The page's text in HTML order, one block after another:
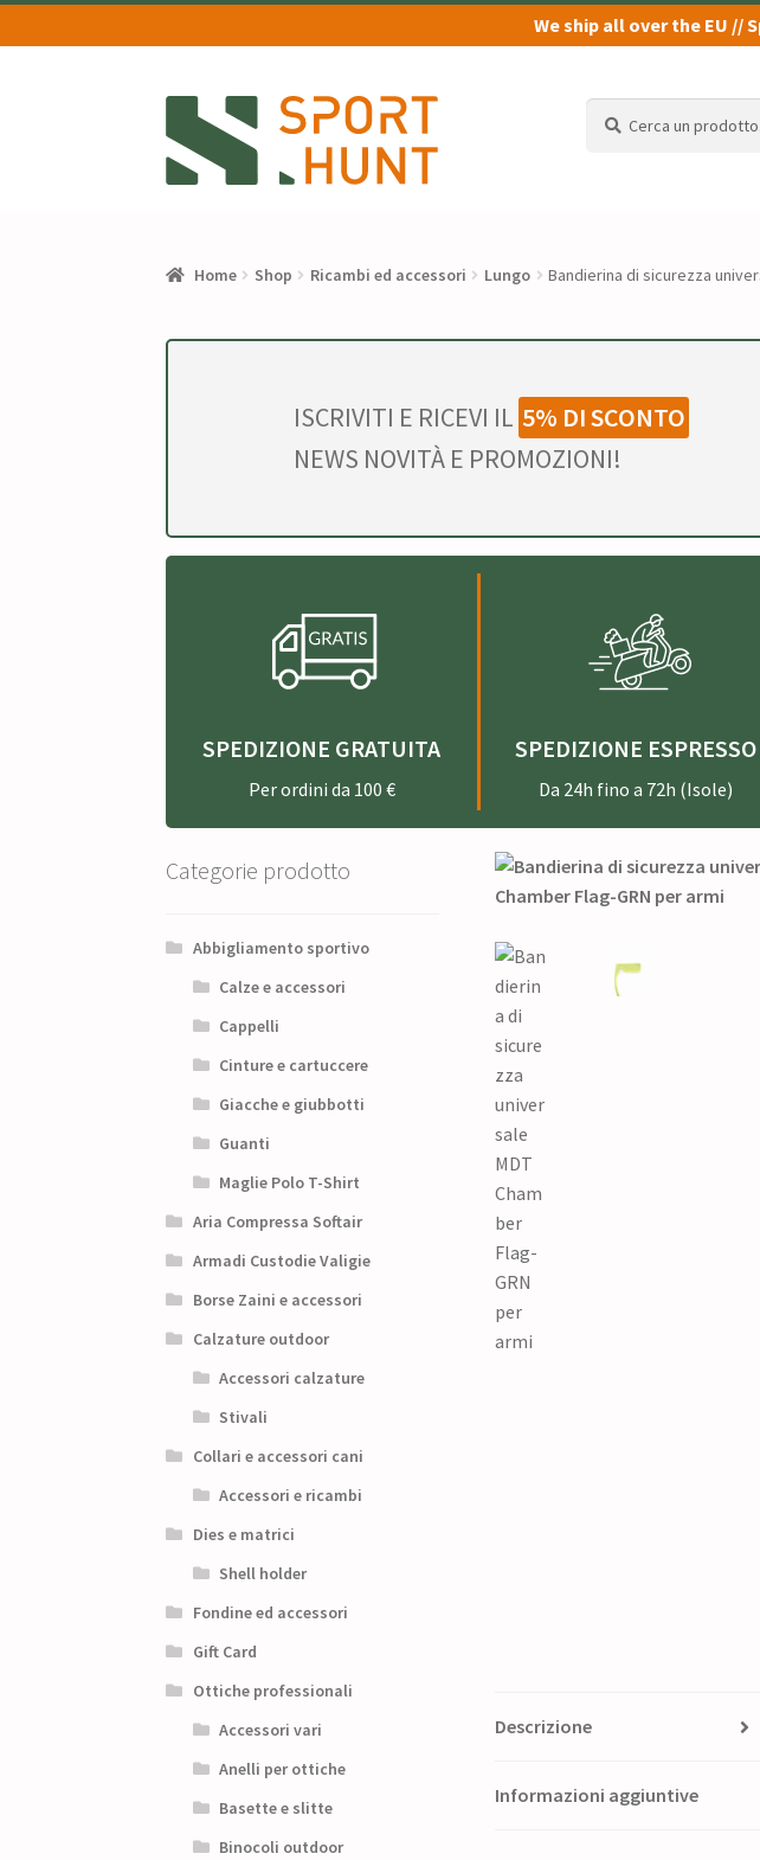
We ship all over the EU //
alla
navigazione
al
contenuto
Home Shop Ricambi ed accessori Lungo Bandierina di sicurezza
ISCRIVITI E RICEVI IL 5% DI SCONTO
NEWS NOVITÀ E PROMOZIONI!
SPEDIZIONE GRATUITA
Per ordini da 100 €
SPEDIZIONE ESPRESSO
Da 24h fino a 72h (Isole)
Descrizione
Informazioni aggiuntive
Categorie prodotto
Abbigliamento sportivo
Calze e accessori
Cappelli
Cinture e cartuccere
Giacche e giubbotti
Guanti
Maglie Polo T-Shirt
Aria Compressa Softair
Armadi Custodie Valigie
Borse Zaini e accessori
Calzature outdoor
Accessori calzature
Stivali
Collari e accessori cani
Accessori e ricambi
Dies e matrici
Shell holder
Fondine ed accessori
Gift Card
Ottiche professionali
Accessori vari
Anelli per ottiche
Basette e slitte
Binocoli outdoor